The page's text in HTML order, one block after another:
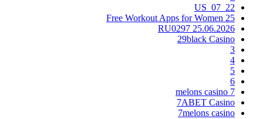
22_07_US
25 Free Workout Apps for Women
25.06.2026 RU0297
29black Casino
3
4
5
6
7 melons casino
7ABET Casino
7melons casino